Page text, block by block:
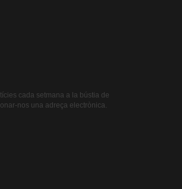
cada setmana a la bústia de
nos una adreça electrònica.